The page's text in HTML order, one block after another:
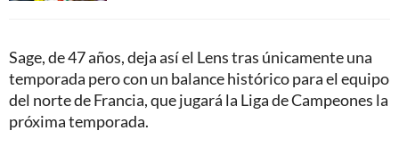
Sage, de 47 años, deja así el Lens tras únicamente una
temporada pero con un balance histórico para el equipo
del norte de Francia, que jugará la Liga de Campeones la
próxima temporada.